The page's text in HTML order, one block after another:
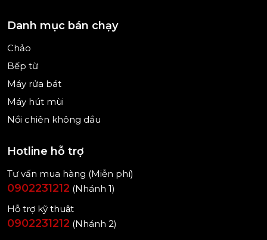
Hình ảnh mang tính minh họa
Công suất
hoạt động 0,836 kWh/chu kỳ rửa, tiêu thụ
khoảng 9 lít cho mỗi lần rửa.
Danh mục bán chạy
Chảo
Bếp từ
Máy rửa bát
Máy hút mùi
Nồi chiên không dầu
Hotline hỗ trợ
Tư vấn mua hàng (Miễn phí)
0902231212 (Nhánh 1)
Hỗ trợ kỹ thuật
0902231212 (Nhánh 2)